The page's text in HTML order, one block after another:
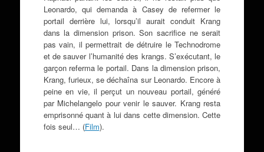
Leonardo, qui demanda à Casey de refermer le
portail derrière lui, lorsqu’il aurait conduit Krang
dans la dimension prison. Son sacrifice ne serait
pas vain, il permettrait de détruire le Technodrome
et de sauver l’humanité des krangs. S’exécutant, le
garçon referma le portail. Dans la dimension prison,
Krang, furieux, se déchaîna sur Leonardo. Encore à
peine en vie, il perçut un nouveau portail, généré
par Michelangelo pour venir le sauver. Krang resta
emprisonné quant à lui dans cette dimension. Cette
fois seul… (Film).